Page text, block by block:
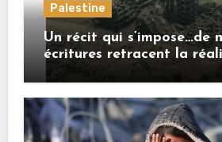
Palestine
Un récit qui s’impose…de
écritures retracent la
crimes sionistes à Gaza